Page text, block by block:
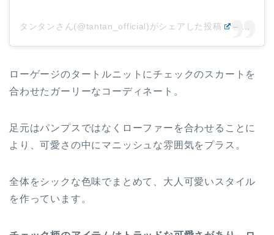
タンタンさん(@tantan_official)がシェアした投稿 –
ローゲージのタートルニットにチェックのスカートを
合わせたガーリーなコーディネート。
足元はパンプスではなくローファーを合わせることに
より、可愛さの中にマニッシュな雰囲気をプラス。
全体をシックな色味でまとめて、大人可愛いスタイル
を作っています。